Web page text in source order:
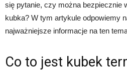
się pytanie, czy można bezpiecznie
kubka? W tym artykule odpowiemy
najważniejsze informacje na ten
Co to jest kubek